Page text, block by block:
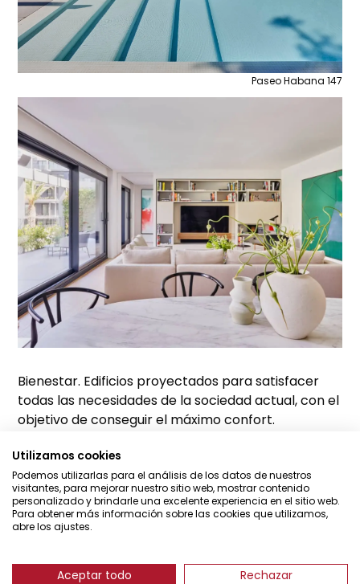
Paseo Habana 147
Bienestar. Edificios proyectados para satisfacer
todas las necesidades de la sociedad actual, con el
objetivo de conseguir el máximo confort.
Utilizamos cookies
Podemos utilizarlas para el análisis de los datos de nuestros
visitantes, para mejorar nuestro sitio web, mostrar contenido
personalizado y brindarle una excelente experiencia en el sitio web.
Para obtener más información sobre las cookies que utilizamos,
abre los ajustes.
Aceptar todo Rechazar